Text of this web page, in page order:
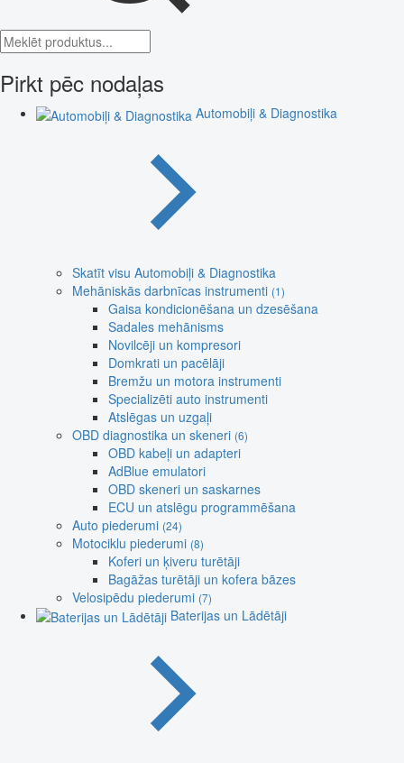
Pirkt pēc nodaļas
Automobiļi & Diagnostika
Skatīt visu Automobiļi & Diagnostika
Mehāniskās darbnīcas instrumenti (1)
Gaisa kondicionēšana un dzesēšana
Sadales mehānisms
Novilcēji un kompresori
Domkrati un pacēlāji
Bremžu un motora instrumenti
Specializēti auto instrumenti
Atslēgas un uzgaļi
OBD diagnostika un skeneri (6)
OBD kabeļi un adapteri
AdBlue emulatori
OBD skeneri un saskarnes
ECU un atslēgu programmēšana
Auto piederumi (24)
Motociklu piederumi (8)
Koferi un ķiveru turētāji
Bagāžas turētāji un kofera bāzes
Velosipēdu piederumi (7)
Baterijas un Lādētāji